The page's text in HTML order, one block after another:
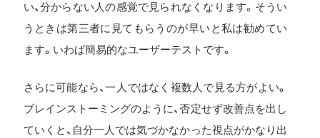
い、分からない人の感覚で見られなくなります。そうい
うときは第三者に見てもらうのが早いと私は勧めてい
ます。いわば簡易的なユーザーテストです。
さらに可能なら、一人ではなく複数人で見る方がよい。
ブレインストーミングのように、否定せず改善点を出し
ていくと、自分一人では気づかなかった視点がかなり出